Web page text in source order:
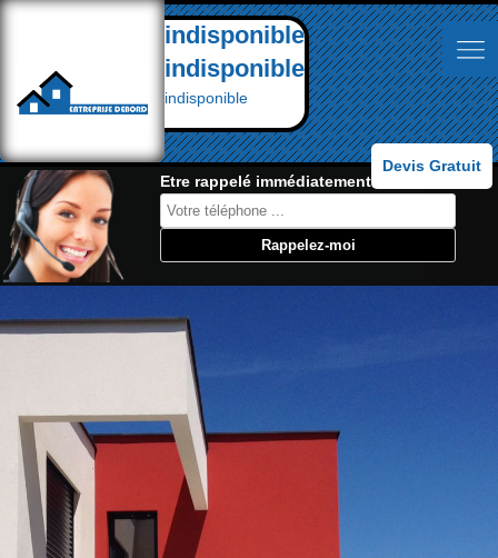
indisponible
indisponible
indisponible
Devis Gratuit
Etre rappelé immédiatement: